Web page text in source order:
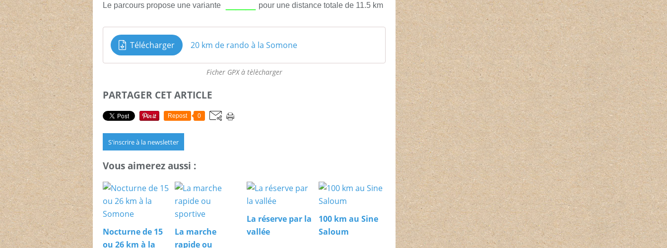
Le parcours propose une variante pour une distance totale de 11.5 km
Télécharger 20 km de rando à la Somone
Ficher GPX à tèlècharger
PARTAGER CET ARTICLE
Repost 0
S'inscrire à la newsletter
Vous aimerez aussi :
Nocturne de 15
ou 26 km à la
La marche
rapide ou
La réserve par la
vallée
100 km au Sine
Saloum